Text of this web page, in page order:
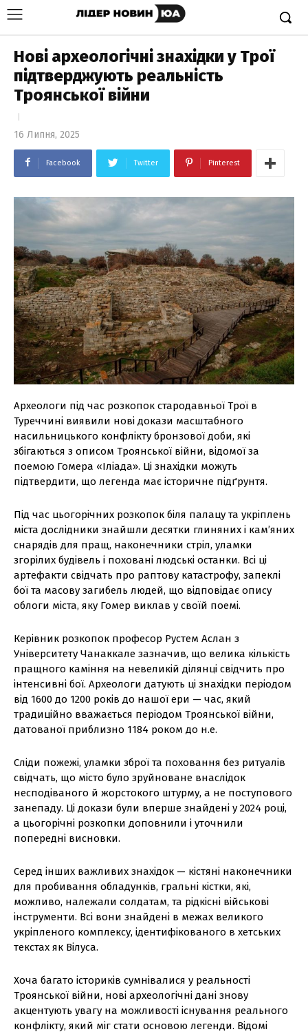
Нові археологічні знахідки у Трої
підтверджують реальність
Троянської війни
16 Липня, 2025
Facebook Twitter Pinterest
Археологи під час розкопок стародавньої Трої в
Туреччині виявили нові докази масштабного
насильницького конфлікту бронзової доби, які
збігаються з описом Троянської війни, відомої за
поемою Гомера «Іліада». Ці знахідки можуть
підтвердити, що легенда має історичне підґрунтя.
Під час цьогорічних розкопок біля палацу та укріплень
міста дослідники знайшли десятки глиняних і кам’яних
снарядів для пращ, наконечники стріл, уламки
згорілих будівель і поховані людські останки. Всі ці
артефакти свідчать про раптову катастрофу, запеклі
бої та масову загибель людей, що відповідає опису
облоги міста, яку Гомер виклав у своїй поемі.
Керівник розкопок професор Рустем Аслан з
Університету Чанаккале зазначив, що велика кількість
пращного каміння на невеликій ділянці свідчить про
інтенсивні бої. Археологи датують ці знахідки періодом
від 1600 до 1200 років до нашої ери — час, який
традиційно вважається періодом Троянської війни,
датованої приблизно 1184 роком до н.е.
Сліди пожежі, уламки зброї та поховання без ритуалів
свідчать, що місто було зруйноване внаслідок
несподіваного й жорстокого штурму, а не поступового
занепаду. Ці докази були вперше знайдені у 2024 році,
а цьогорічні розкопки доповнили і уточнили
попередні висновки.
Серед інших важливих знахідок — кістяні наконечники
для пробивання обладунків, гральні кістки, які,
можливо, належали солдатам, та рідкісні військові
інструменти. Всі вони знайдені в межах великого
укріпленого комплексу, ідентифікованого в хетських
текстах як Вілуса.
Хоча багато істориків сумнівалися у реальності
Троянської війни, нові археологічні дані знову
акцентують увагу на можливості існування реального
конфлікту, який міг стати основою легенди. Відомі